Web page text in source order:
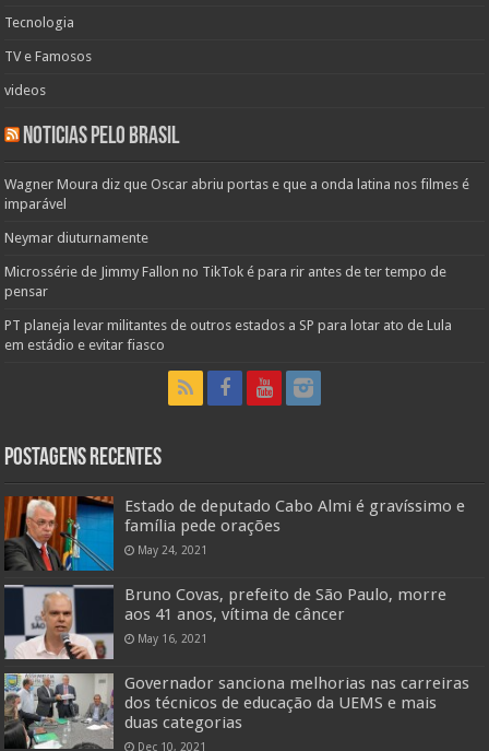
Tecnologia
TV e Famosos
videos
Noticias pelo Brasil
Wagner Moura diz que Oscar abriu portas e que a onda latina nos filmes é
imparável
Neymar diuturnamente
Microssérie de Jimmy Fallon no TikTok é para rir antes de ter tempo de
pensar
PT planeja levar militantes de outros estados a SP para lotar ato de Lula
em estádio e evitar fiasco
Postagens Recentes
Estado de deputado Cabo Almi é gravíssimo e
família pede orações
May 24, 2021
Bruno Covas, prefeito de São Paulo, morre
aos 41 anos, vítima de câncer
May 16, 2021
Governador sanciona melhorias nas carreiras
dos técnicos de educação da UEMS e mais
duas categorias
Dec 10, 2021